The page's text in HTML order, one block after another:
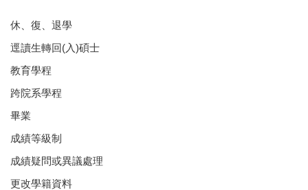
休、復、退學
逕讀生轉回(入)碩士
教育學程
跨院系學程
畢業
成績等級制
成績疑問或異議處理
更改學籍資料